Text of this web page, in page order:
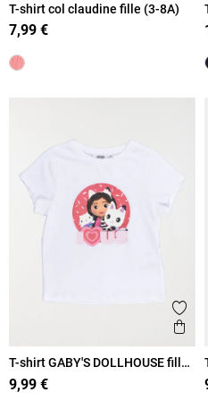
T-shirt col claudine fille (3-8A)
7,99 €
T-shirt GABY'S DOLLHOUSE fille
(3-8A)
9,99 €